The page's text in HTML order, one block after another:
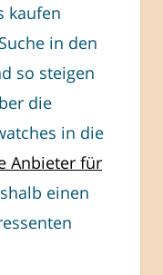
kaufen
in den
so steigen
die
in die
Anbieter für
einen